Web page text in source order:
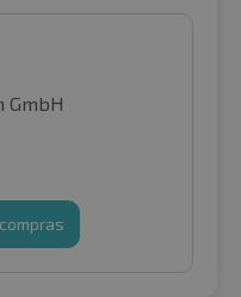
GmbH